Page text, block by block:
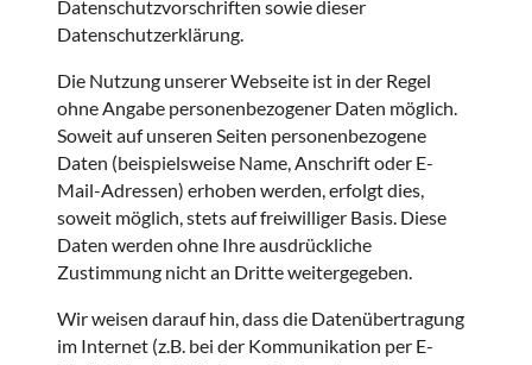
Datenschutzvorschriften sowie dieser
Datenschutzerklärung.
Die Nutzung unserer Webseite ist in der Regel
ohne Angabe personenbezogener Daten möglich.
Soweit auf unseren Seiten personenbezogene
Daten (beispielsweise Name, Anschrift oder E-
Mail-Adressen) erhoben werden, erfolgt dies,
soweit möglich, stets auf freiwilliger Basis. Diese
Daten werden ohne Ihre ausdrückliche
Zustimmung nicht an Dritte weitergegeben.
Wir weisen darauf hin, dass die Datenübertragung
im Internet (z.B. bei der Kommunikation per E-